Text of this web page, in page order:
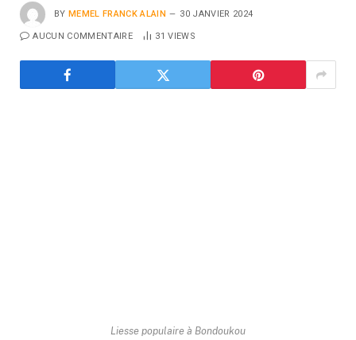
BY MEMEL FRANCK ALAIN 30 JANVIER 2024
AUCUN COMMENTAIRE 31VIEWS
Liesse populaire à Bondoukou